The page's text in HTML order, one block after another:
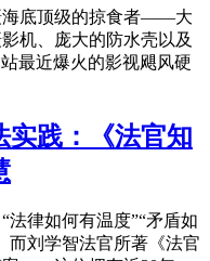
海底顶级的掠食者——大
机、庞大的防水壳以及
最近爆火的影视飓风硬
实践：《法官知
法律如何有温度”“矛盾如
而刘学智法官所著《法官